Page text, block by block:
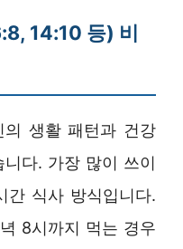
14:10 등) 비
의 생활 패턴과 건강
다. 가장 많이 쓰이
간 식사 방식입니다.
8시까지 먹는 경우